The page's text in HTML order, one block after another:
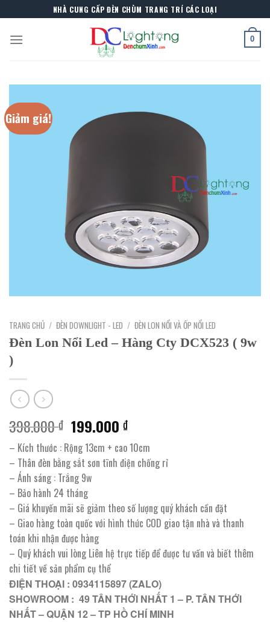
to
content
NHÀ CUNG CẤP ĐÈN CHÙM TRANG TRÍ CÁC LOẠI
0
Giảm giá!
TRANG CHỦ / ĐÈN DOWNLIGHT - LED / ĐÈN LON NỔI VÀ ỐP NỔI LED
Đèn Lon Nổi Led – Hàng Cty DCX523 ( 9w
)
398.000₫ Giá
gốc
là:
398.000 ₫.
199.000₫Giá
hiện
tại
là:
– Kích thước : Rộng 13cm + cao 10cm
– Thân đèn bằng sắt sơn tĩnh điện chống rỉ
– Ánh sáng : Trắng 9w
– Bảo hành 24 tháng
– Giá khuyến mãi sẽ giảm theo số lượng quý khách cần đặt
– Giao hàng toàn quốc với hình thức COD giao tận nhà và thanh
toán khi nhận được hàng
– Quý khách vui lòng Liên hệ trực tiếp để được tư vấn và biết thêm
chi tiết về sản phẩm cụ thể
ĐIỆN THOẠI : 0934115897 (ZALO)
SHOWROOM : 49 TÂN THỚI NHẤT 1 – P. TÂN THỚI
NHẤT – QUẬN 12 – TP HỒ CHÍ MINH